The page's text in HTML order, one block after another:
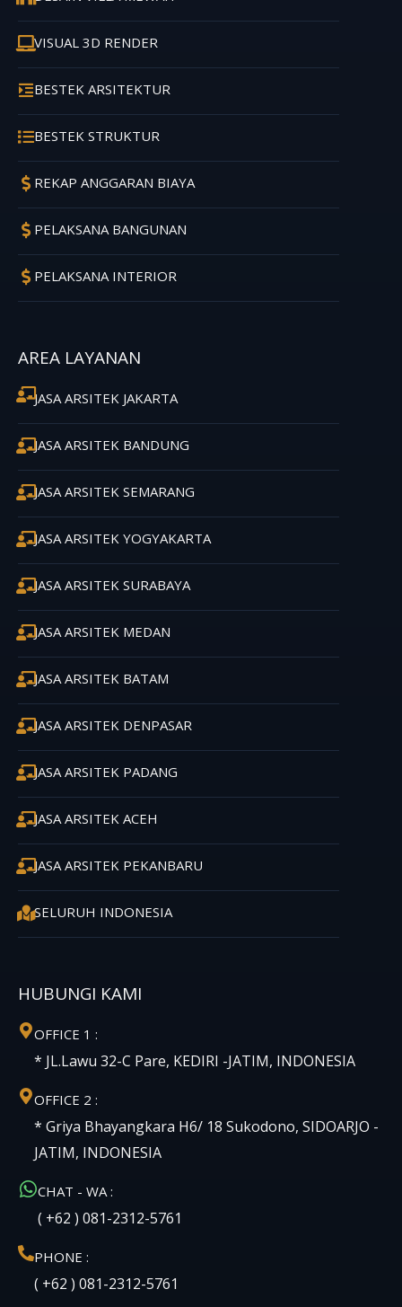
VISUAL 3D RENDER
BESTEK ARSITEKTUR
BESTEK STRUKTUR
REKAP ANGGARAN BIAYA
PELAKSANA BANGUNAN
PELAKSANA INTERIOR
AREA LAYANAN
JASA ARSITEK JAKARTA
JASA ARSITEK BANDUNG
JASA ARSITEK SEMARANG
JASA ARSITEK YOGYAKARTA
JASA ARSITEK SURABAYA
JASA ARSITEK MEDAN
JASA ARSITEK BATAM
JASA ARSITEK DENPASAR
JASA ARSITEK PADANG
JASA ARSITEK ACEH
JASA ARSITEK PEKANBARU
SELURUH INDONESIA
HUBUNGI KAMI
OFFICE 1 :
* JL.Lawu 32-C Pare, KEDIRI -JATIM, INDONESIA
OFFICE 2 :
* Griya Bhayangkara H6/ 18 Sukodono, SIDOARJO -
JATIM, INDONESIA
CHAT - WA :
( +62 ) 081-2312-5761
PHONE :
( +62 ) 081-2312-5761